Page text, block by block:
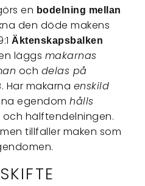
en bodelning mellan
den döde makens
Äktenskapsbalken
läggs makarnas
och delas på
Har makarna enskild
egendomhålls
och hälftendelningen.
tillfaller maken som